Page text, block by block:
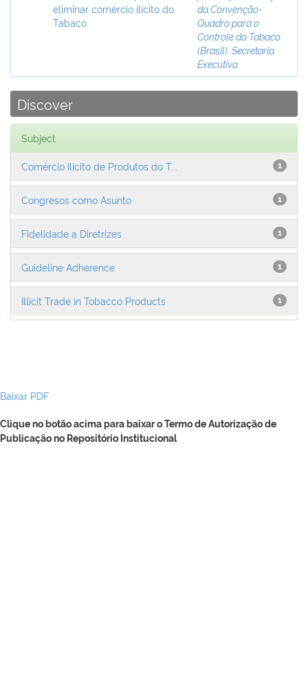
eliminar comércio ilícito do
Tabaco
da Convenção-
Quadro para o
Controle do Tabaco
(Brasil). Secretaria
Executiva
Discover
Subject
1
Comércio Ilícito de Produtos do T...
1
Congresos como Asunto
1
Fidelidade a Diretrizes
1
Guideline Adherence
1
Illicit Trade in Tobacco Products
Baixar PDF
Clique no botão acima para baixar o Termo de Autorização de
Publicação no Repositório Institucional